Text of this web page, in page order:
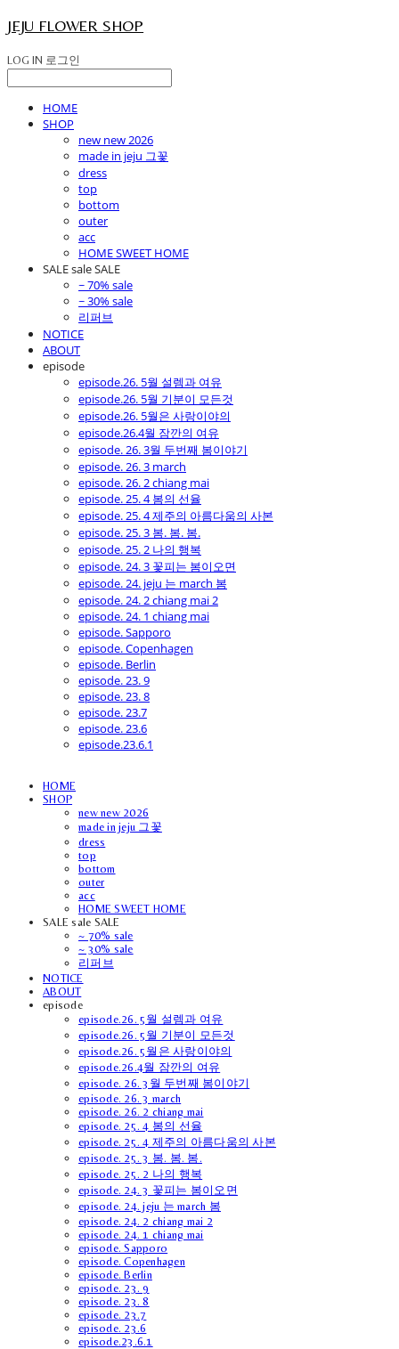
JEJU FLOWER SHOP
LOG IN 로그인
HOME
SHOP
new new 2026
made in jeju 그꽃
dress
top
bottom
outer
acc
HOME SWEET HOME
SALE sale SALE
~ 70% sale
~ 30% sale
리퍼브
NOTICE
ABOUT
episode
episode.26. 5월 설렘과 여유
episode.26. 5월 기분이 모든것
episode.26. 5월은 사랑이야의
episode.26.4월 잠깐의 여유
episode. 26. 3월 두번째 봄이야기
episode. 26. 3 march
episode. 26. 2 chiang mai
episode. 25. 4 봄의 선율
episode. 25. 4 제주의 아름다움의 사본
episode. 25. 3 봄. 봄. 봄.
episode. 25. 2 나의 행복
episode. 24. 3 꽃피는 봄이오면
episode. 24. jeju 는 march 봄
episode. 24. 2 chiang mai 2
episode. 24. 1 chiang mai
episode. Sapporo
episode. Copenhagen
episode. Berlin
episode. 23. 9
episode. 23. 8
episode. 23.7
episode. 23.6
episode.23.6.1
HOME
SHOP
new new 2026
made in jeju 그꽃
dress
top
bottom
outer
acc
HOME SWEET HOME
SALE sale SALE
~ 70% sale
~ 30% sale
리퍼브
NOTICE
ABOUT
episode
episode.26. 5월 설렘과 여유
episode.26. 5월 기분이 모든것
episode.26. 5월은 사랑이야의
episode.26.4월 잠깐의 여유
episode. 26. 3월 두번째 봄이야기
episode. 26. 3 march
episode. 26. 2 chiang mai
episode. 25. 4 봄의 선율
episode. 25. 4 제주의 아름다움의 사본
episode. 25. 3 봄. 봄. 봄.
episode. 25. 2 나의 행복
episode. 24. 3 꽃피는 봄이오면
episode. 24. jeju 는 march 봄
episode. 24. 2 chiang mai 2
episode. 24. 1 chiang mai
episode. Sapporo
episode. Copenhagen
episode. Berlin
episode. 23. 9
episode. 23. 8
episode. 23.7
episode. 23.6
episode.23.6.1